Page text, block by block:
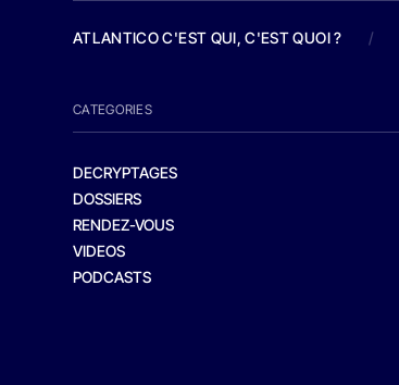
ATLANTICO C'EST QUI, C'EST QUOI ? /
CATEGORIES
DECRYPTAGES
DOSSIERS
RENDEZ-VOUS
VIDEOS
PODCASTS